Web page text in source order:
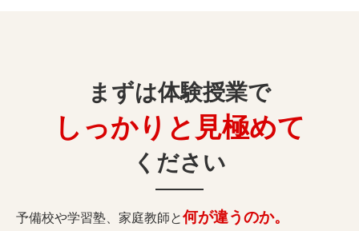
まずは体験授業で
しっかりと見極めて
ください
予備校や学習塾、家庭教師と何が違うのか。